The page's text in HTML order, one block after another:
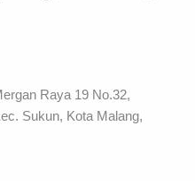
Raya 19 No.32,
Sukun, Kota Malang,